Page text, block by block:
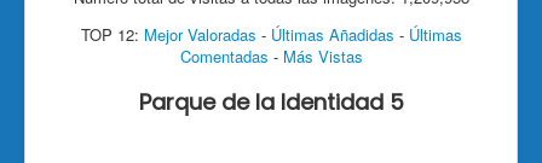
TOP 12: Mejor Valoradas - Últimas Añadidas - Últimas
Comentadas - Más Vistas
Parque de la Identidad 5